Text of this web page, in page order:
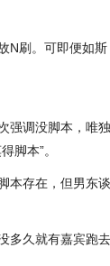
N刷。可即便如
强调没脚本，唯
脚本”。
本存在，但男东
多久就有嘉宾跑